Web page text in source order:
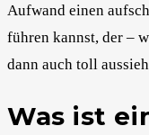
Aufwand einen
führen kannst, der –
dann auch toll
Was ist